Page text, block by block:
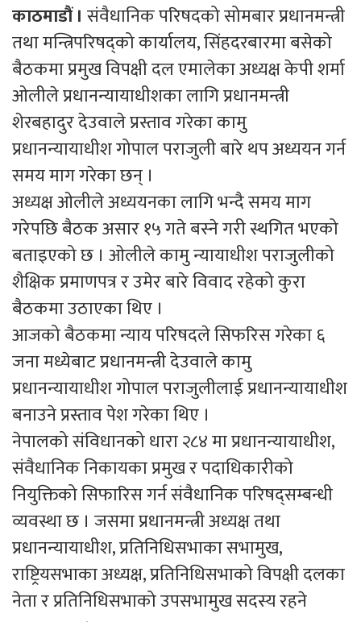
काठमाडौं । संवैधानिक परिषदको सोमबार प्रधानमन्त्री
तथा मन्त्रिपरिषद्को कार्यालय, सिंहदरबारमा बसेको
बैठकमा प्रमुख विपक्षी दल एमालेका अध्यक्ष केपी शर्मा
ओलीले प्रधानन्यायाधीशका लागि प्रधानमन्त्री
शेरबहादुर देउवाले प्रस्ताव गरेका कामु
प्रधानन्यायाधीश गोपाल पराजुली बारे थप अध्ययन गर्न
समय माग गरेका छन् ।
अध्यक्ष ओलीले अध्ययनका लागि भन्दै समय माग
गरेपछि बैठक असार १५ गते बस्ने गरी स्थगित भएको
बताइएको छ । ओलीले कामु न्यायाधीश पराजुलीको
शैक्षिक प्रमाणपत्र र उमेर बारे विवाद रहेको कुरा
बैठकमा उठाएका थिए ।
आजको बैठकमा न्याय परिषदले सिफरिस गरेका ६
जना मध्येबाट प्रधानमन्त्री देउवाले कामु
प्रधानन्यायाधीश गोपाल पराजुलीलाई प्रधानन्यायाधीश
बनाउने प्रस्ताव पेश गरेका थिए ।
नेपालको संविधानको धारा २८४ मा प्रधानन्यायाधीश,
संवैधानिक निकायका प्रमुख र पदाधिकारीको
नियुक्तिको सिफारिस गर्न संवैधानिक परिषद्सम्बन्धी
व्यवस्था छ । जसमा प्रधानमन्त्री अध्यक्ष तथा
प्रधानन्यायाधीश, प्रतिनिधिसभाका सभामुख,
राष्ट्रियसभाका अध्यक्ष, प्रतिनिधिसभाको विपक्षी दलका
नेता र प्रतिनिधिसभाको उपसभामुख सदस्य रहने